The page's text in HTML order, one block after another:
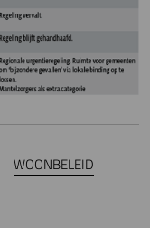
WOONBELEID